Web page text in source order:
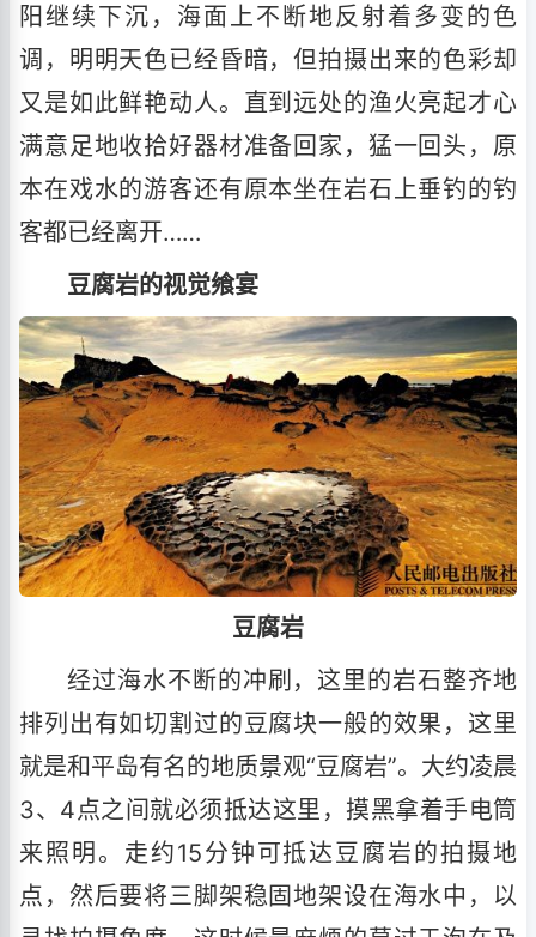
阳继续下沉，海面上不断地反射着多变的色
调，明明天色已经昏暗，但拍摄出来的色彩却
又是如此鲜艳动人。直到远处的渔火亮起才心
满意足地收拾好器材准备回家，猛一回头，原
本在戏水的游客还有原本坐在岩石上垂钓的钓
客都已经离开……
豆腐岩的视觉飨宴
豆腐岩
经过海水不断的冲刷，这里的岩石整齐地
排列出有如切割过的豆腐块一般的效果，这里
就是和平岛有名的地质景观“豆腐岩”。大约凌晨
3、4点之间就必须抵达这里，摸黑拿着手电筒
来照明。走约15分钟可抵达豆腐岩的拍摄地
点，然后要将三脚架稳固地架设在海水中，以